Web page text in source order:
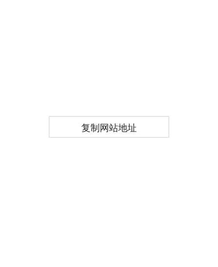
复制网站地址